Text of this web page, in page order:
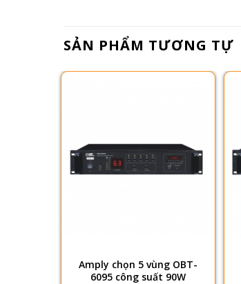
SẢN PHẨM TƯƠNG TỰ
Amply chọn 5 vùng OBT-
6095 công suất 90W